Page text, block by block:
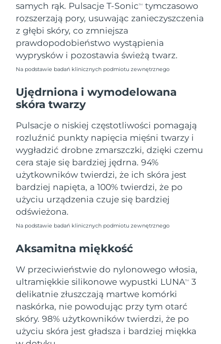
samych rąk. Pulsacje T-SonicTM
tymczasowo
rozszerzają pory, usuwając zanieczyszczenia
z głębi skóry, co zmniejsza
prawdopodobieństwo wystąpienia
wyprysków i pozostawia świeżą twarz.
Na podstawie badań klinicznych podmiotu zewnętrznego
Ujędrniona i wymodelowana
skóra twarzy
Pulsacje o niskiej częstotliwości pomagają
rozluźnić punkty napięcia mięśni twarzy i
wygładzić drobne zmarszczki, dzięki czemu
cera staje się bardziej jędrna. 94%
użytkowników twierdzi, że ich skóra jest
bardziej napięta, a 100% twierdzi, że po
użyciu urządzenia czuje się bardziej
odświeżona.
Na podstawie badań klinicznych podmiotu zewnętrznego
Aksamitna miękkość
W przeciwieństwie do nylonowego włosia,
ultramiękkie silikonowe wypustki LUNATM
3
delikatnie złuszczają martwe komórki
naskórka, nie powodując przy tym otarć
skóry. 98% użytkowników twierdzi, że po
użyciu skóra jest gładsza i bardziej miękka
Portugalia
Oczekiwany czas dostawy
8/9/26
Portoryko
Oczekiwany czas dostawy
Katar
Reunion
Oczekiwany czas dostawy
Rumunia
Oczekiwany czas dostawy
8/9/26
Rosja
Oczekiwany czas dostawy
Arabia Saudyjska
Oczekiwany czas dostawy
8/10/26
Singapur
Słowacja
Oczekiwany czas dostawy
Słowenia
Oczekiwany czas dostawy
8/9/26
Republika
Południowej Afryki
Oczekiwany czas dostawy
Korea Południowa
Oczekiwany czas dostawy